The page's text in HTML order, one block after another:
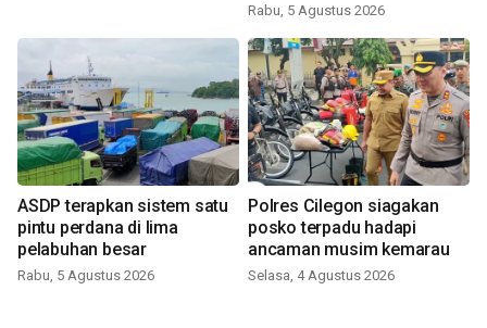
Rabu, 5 Agustus 2026
ASDP terapkan sistem satu
pintu perdana di lima
pelabuhan besar
Rabu, 5 Agustus 2026
Polres Cilegon siagakan
posko terpadu hadapi
ancaman musim kemarau
Selasa, 4 Agustus 2026